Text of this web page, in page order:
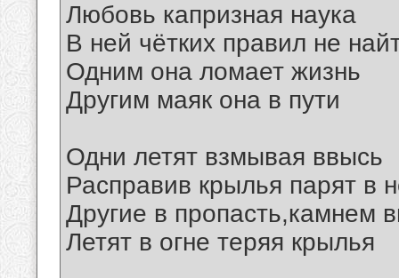
Любовь капризная наука
В ней чётких правил не
Одним она ломает жизнь
Другим маяк она в пути
Одни летят взмывая ввысь
Расправив крылья парят в
Другие в пропасть,камнем
Летят в огне теряя крылья